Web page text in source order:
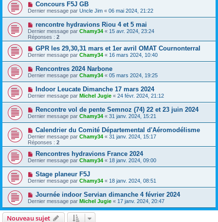
Concours F5J GB
Dernier message par Uncle Jim « 06 mai 2024, 21:22
rencontre hydravions Riou 4 et 5 mai
Dernier message par Chamy34 « 15 avr. 2024, 23:24
Réponses : 2
GPR les 29,30,31 mars et 1er avril OMAT Cournonterral
Dernier message par Chamy34 « 16 mars 2024, 10:40
Rencontres 2024 Narbone
Dernier message par Chamy34 « 05 mars 2024, 19:25
Indoor Leucate Dimanche 17 mars 2024
Dernier message par Michel Jugie « 24 févr. 2024, 21:12
Rencontre vol de pente Semnoz (74) 22 et 23 juin 2024
Dernier message par Chamy34 « 31 janv. 2024, 15:21
Calendrier du Comité Départemental d'Aéromodélisme
Dernier message par Chamy34 « 31 janv. 2024, 15:17
Réponses : 2
Rencontres hydravions France 2024
Dernier message par Chamy34 « 18 janv. 2024, 09:00
Stage planeur F5J
Dernier message par Chamy34 « 18 janv. 2024, 08:51
Journée indoor Servian dimanche 4 février 2024
Dernier message par Michel Jugie « 17 janv. 2024, 20:47
Nouveau sujet